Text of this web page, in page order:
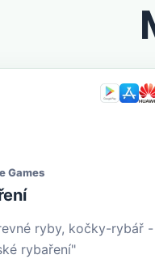
Games
ryby, kočky-rybář
rybaření"